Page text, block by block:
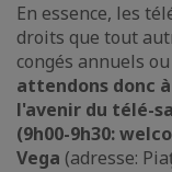
En essence, les
droits que tout
congés annuels
attendons donc
l'avenir du télé-
(9h00-9h30:
Vega (adresse: